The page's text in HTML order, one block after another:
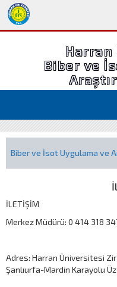
Biber ve
Biber ve İsot Uygulama ve
İLETİŞİM
Merkez Müdürü: 0 414 318
Adres: Harran Üniversitesi
Şanlıurfa-Mardin Karayolu